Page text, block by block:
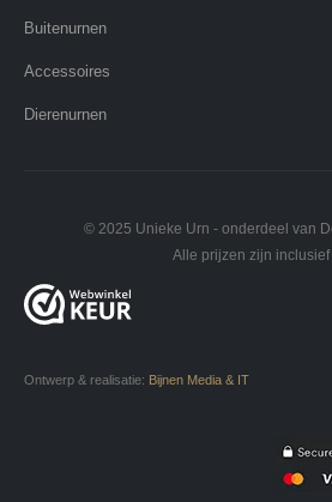
Buitenurnen
Accessoires
Dierenurnen
© 2025 Unieke Urn - onderdeel van
Alle prijzen zijn inclusief
Ontwerp & realisatie: Bijnen Media & IT